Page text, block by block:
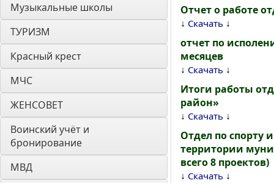
Музыкальные школы
ТУРИЗМ
Красный крест
МЧС
ЖЕНСОВЕТ
Воинский учёт и
бронирование
МВД
Отчет о работе
↓ Скачать ↓
отчет по
месяцев
↓ Скачать ↓
Итоги работы
район»
↓ Скачать ↓
Отдел по спорту
территории
всего 8 проектов)
↓ Скачать ↓